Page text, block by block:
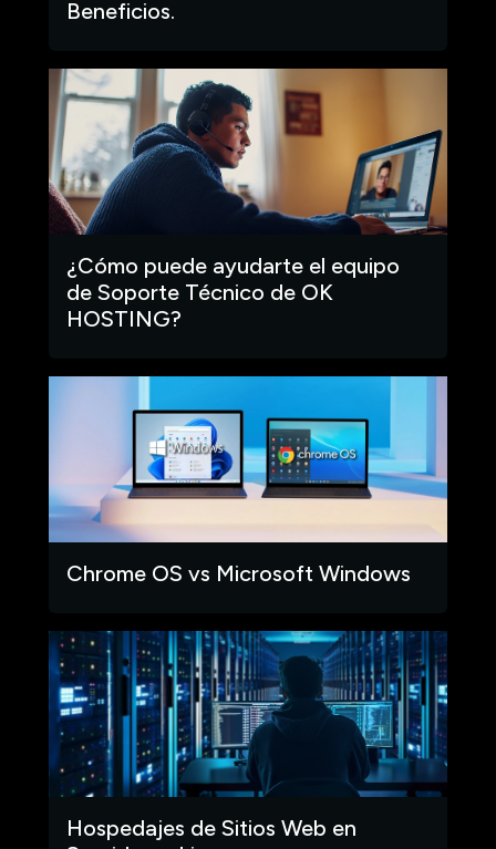
Beneficios.
¿Cómo puede ayudarte el equipo
de Soporte Técnico de OK
HOSTING?
Chrome OS vs Microsoft Windows
Hospedajes de Sitios Web en